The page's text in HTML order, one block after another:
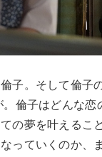
子。そして倫子
倫子はどんな恋
の夢を叶えるこ
っていくのか、